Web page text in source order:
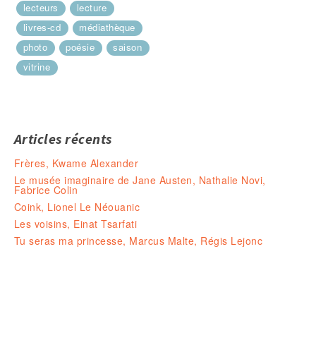
lecteurs
lecture
livres-cd
médiathèque
photo
poésie
saison
vitrine
Articles récents
Frères, Kwame Alexander
Le musée imaginaire de Jane Austen, Nathalie Novi,
Fabrice Colin
Coink, Lionel Le Néouanic
Les voisins, Einat Tsarfati
Tu seras ma princesse, Marcus Malte, Régis Lejonc